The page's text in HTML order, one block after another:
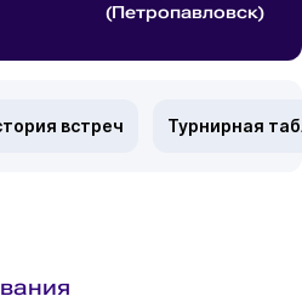
(Петропавловск)
встреч Турнирная